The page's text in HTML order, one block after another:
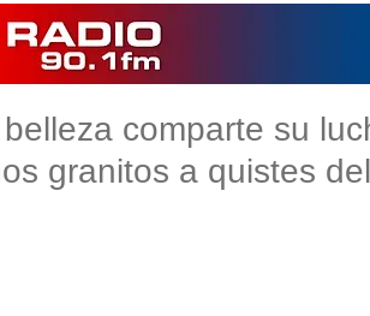
comparte su
granitos a quistes